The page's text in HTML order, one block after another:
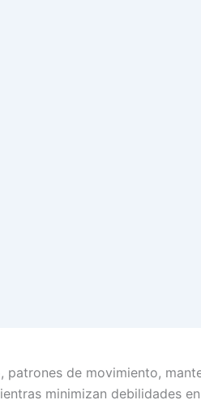
de movimiento,
minimizan debilidades